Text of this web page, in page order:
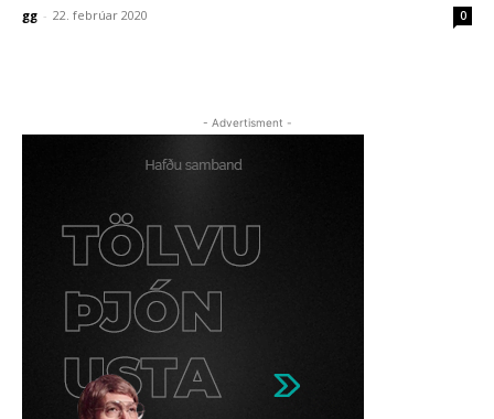
gg - 22. febrúar 2020 0
- Advertisment -